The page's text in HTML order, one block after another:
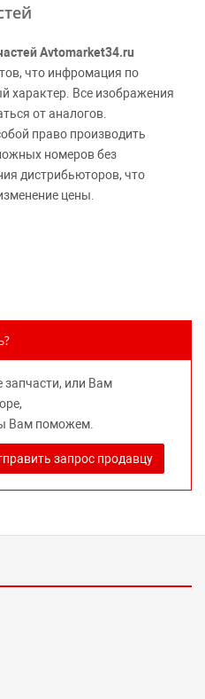
Avtomarket34.ru
что инфромация по
характер. Все изображения
от аналогов.
право производить
номеров без
дистрибьюторов, что
цены.
частей для
товарных знаков.
необходимую и
предлагаемом к
их правильного
(изготовителя) Законом
или Вам
Вам поможем.
запрос продавцу